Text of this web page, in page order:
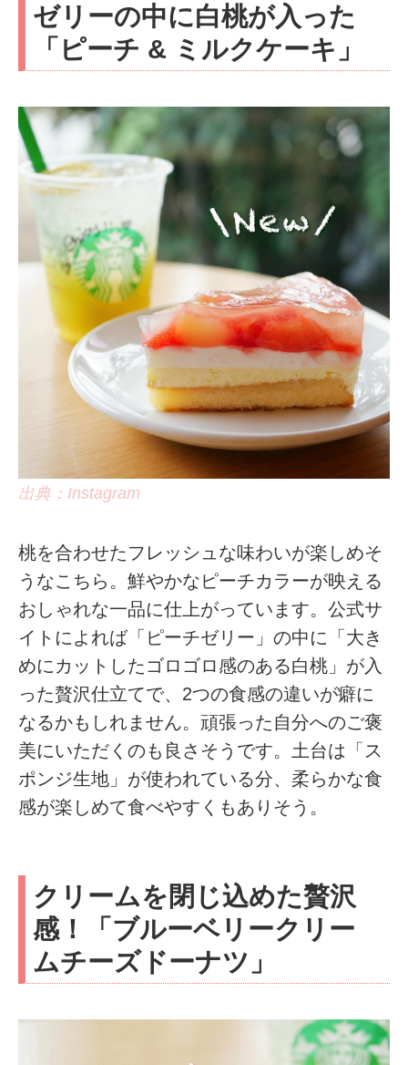
ゼリーの中に白桃が入った
「ピーチ & ミルクケーキ」
出典：Instagram
桃を合わせたフレッシュな味わいが楽しめそ
うなこちら。鮮やかなピーチカラーが映える
おしゃれな一品に仕上がっています。公式サ
イトによれば「ピーチゼリー」の中に「大き
めにカットしたゴロゴロ感のある白桃」が入
った贅沢仕立てで、2つの食感の違いが癖に
なるかもしれません。頑張った自分へのご褒
美にいただくのも良さそうです。土台は「ス
ポンジ生地」が使われている分、柔らかな食
感が楽しめて食べやすくもありそう。
クリームを閉じ込めた贅沢
感！「ブルーベリークリー
ムチーズドーナツ」